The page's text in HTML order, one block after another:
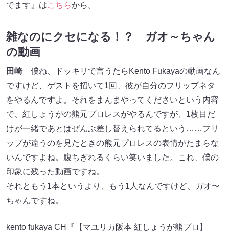
でます』はこちらから。
雑なのにクセになる！？ ガオ～ちゃん
の動画
田崎僕ね、ドッキリで言うたらKento Fukayaの動画なん
ですけど、ゲストを招いて1回、彼が自分のフリップネタ
をやるんですよ。それをまんまやってくださいという内容
で、紅しょうがの熊元プロレスがやるんですが、1枚目だ
けが一緒であとはぜんぶ差し替えられてるという……フリ
ップが違うのを見たときの熊元プロレスの表情がたまらな
いんですよね。腹ちぎれるくらい笑いました。これ、僕の
印象に残った動画ですね。
それともう1本というより、もう1人なんですけど、ガオ〜
ちゃんですね。
kento fukaya CH『【マユリカ阪本 紅しょうが熊プロ】